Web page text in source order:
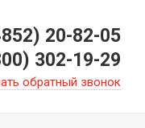
20-82-05
302-19-29
обратный звонок